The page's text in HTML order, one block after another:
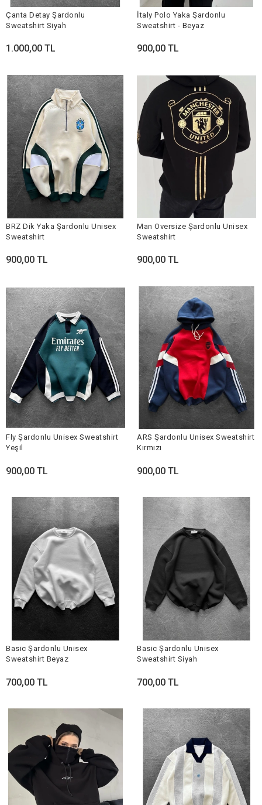
Çanta Detay Şardonlu
Sweatshirt Siyah
1.000,00 TL
İtaly Polo Yaka Şardonlu
Sweatshirt - Beyaz
900,00 TL
BRZ Dik Yaka Şardonlu Unisex
Sweatshirt
900,00 TL
Man Oversize Şardonlu Unisex
Sweatshirt
900,00 TL
Fly Şardonlu Unisex Sweatshirt
Yeşil
900,00 TL
ARS Şardonlu Unisex Sweatshirt
Kırmızı
900,00 TL
Basic Şardonlu Unisex
Sweatshirt Beyaz
700,00 TL
Basic Şardonlu Unisex
Sweatshirt Siyah
700,00 TL